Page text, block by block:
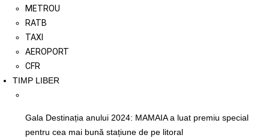
METROU
RATB
TAXI
AEROPORT
CFR
TIMP LIBER
Gala Destinația anului 2024: MAMAIA a luat premiu special
pentru cea mai bună stațiune de pe litoral